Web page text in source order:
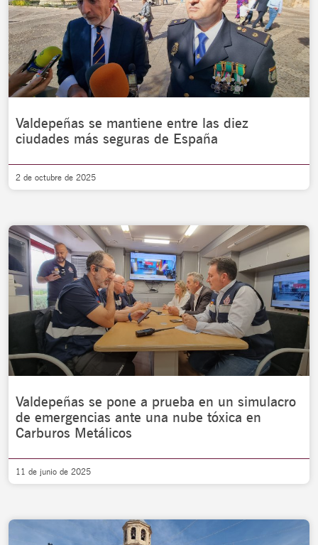
Valdepeñas se mantiene entre las diez
ciudades más seguras de España
2 de octubre de 2025
Valdepeñas se pone a prueba en un simulacro
de emergencias ante una nube tóxica en
Carburos Metálicos
11 de junio de 2025